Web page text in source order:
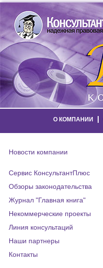
О КОМПАНИИ
Новости компании
Сервис КонсультантПлюс
Обзоры законодательства
Журнал "Главная книга"
Некоммерческие проекты
Линия консультаций
Наши партнеры
Контакты